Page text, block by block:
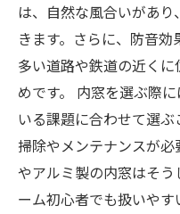
は、自然な風合いがあ
きます。さらに、防音
多い道路や鉄道の近く
めです。 内窓を選ぶ際
いる課題に合わせて選
掃除やメンテナンスが
やアルミ製の内窓はそ
ーム初心者でも扱いや